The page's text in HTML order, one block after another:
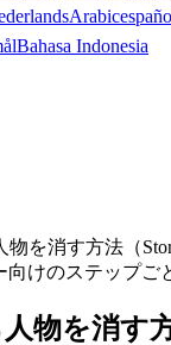
Arabic
Bahasa Indonesia
物を消す方法（
向けのステップご
物を消す